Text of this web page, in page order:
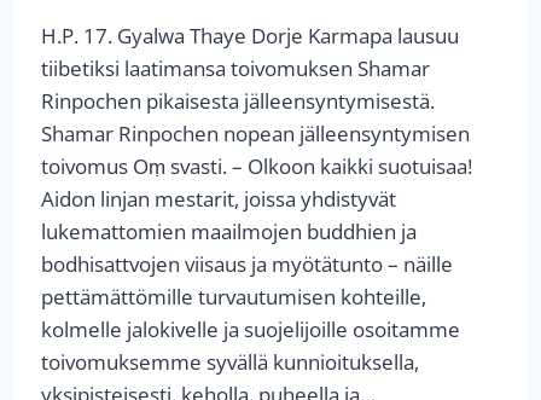
H.P. 17. Gyalwa Thaye Dorje Karmapa lausuu
tiibetiksi laatimansa toivomuksen Shamar
Rinpochen pikaisesta jälleensyntymisestä.
Shamar Rinpochen nopean jälleensyntymisen
toivomus Oṃ svasti. – Olkoon kaikki suotuisaa!
Aidon linjan mestarit, joissa yhdistyvät
lukemattomien maailmojen buddhien ja
bodhisattvojen viisaus ja myötätunto – näille
pettämättömille turvautumisen kohteille,
kolmelle jalokivelle ja suojelijoille osoitamme
toivomuksemme syvällä kunnioituksella,